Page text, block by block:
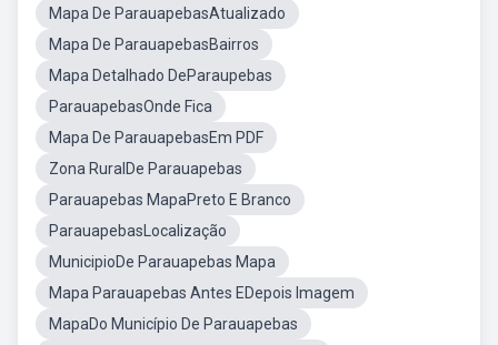
Mapa De ParauapebasAtualizado
Mapa De ParauapebasBairros
Mapa Detalhado DeParaupebas
ParauapebasOnde Fica
Mapa De ParauapebasEm PDF
Zona RuralDe Parauapebas
Parauapebas MapaPreto E Branco
ParauapebasLocalização
MunicipioDe Parauapebas Mapa
Mapa Parauapebas Antes EDepois Imagem
MapaDo Município De Parauapebas